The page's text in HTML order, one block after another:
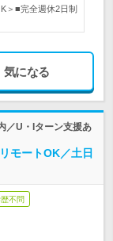
＞■完全週休2日制
気になる
／U・Iターン支援あ
モートOK／土日
不問